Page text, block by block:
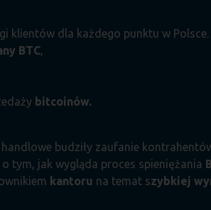
klientów dla każdego punktu w
BTC,
bitcoinów.
budziły zaufanie
tym, jak wygląda proces spieniężania
kantoru na temat szybkiej